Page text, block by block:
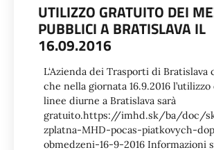
UTILIZZO GRATUITO DEI
PUBBLICI A BRATISLAVA IL
16.09.2016
L‘Azienda dei Trasporti di Bratislava
che nella giornata 16.9.2016
linee diurne a Bratislava sarà
gratuito.https://imhd.sk/ba/doc/
zplatna-MHD-pocas-piatkovych-
obmedzeni-16-9-2016 Informazioni